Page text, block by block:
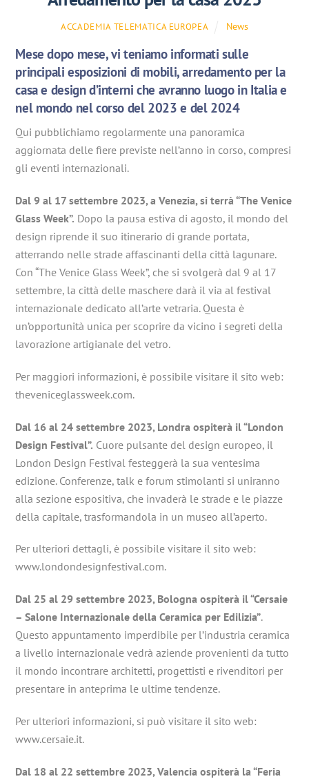
ACCADEMIA TELEMATICA EUROPEA News
Mese dopo mese, vi teniamo informati sulle
principali esposizioni di mobili, arredamento per la
casa e design d’interni che avranno luogo in Italia e
nel mondo nel corso del 2023 e del 2024
Qui pubblichiamo regolarmente una panoramica
aggiornata delle fiere previste nell’anno in corso, compresi
gli eventi internazionali.
Dal 9 al 17 settembre 2023, a Venezia, si terrà “The Venice
Glass Week”. Dopo la pausa estiva di agosto, il mondo del
design riprende il suo itinerario di grande portata,
atterrando nelle strade affascinanti della città lagunare.
Con “The Venice Glass Week”, che si svolgerà dal 9 al 17
settembre, la città delle maschere darà il via al festival
internazionale dedicato all’arte vetraria. Questa è
un’opportunità unica per scoprire da vicino i segreti della
lavorazione artigianale del vetro.
Per maggiori informazioni, è possibile visitare il sito web:
theveniceglassweek.com.
Dal 16 al 24 settembre 2023, Londra ospiterà il “London
Design Festival”. Cuore pulsante del design europeo, il
London Design Festival festeggerà la sua ventesima
edizione. Conferenze, talk e forum stimolanti si uniranno
alla sezione espositiva, che invaderà le strade e le piazze
della capitale, trasformandola in un museo all’aperto.
Per ulteriori dettagli, è possibile visitare il sito web:
www.londondesignfestival.com.
Dal 25 al 29 settembre 2023, Bologna ospiterà il “Cersaie
– Salone Internazionale della Ceramica per Edilizia”.
Questo appuntamento imperdibile per l’industria ceramica
a livello internazionale vedrà aziende provenienti da tutto
il mondo incontrare architetti, progettisti e rivenditori per
presentare in anteprima le ultime tendenze.
Per ulteriori informazioni, si può visitare il sito web:
www.cersaie.it.
Dal 18 al 22 settembre 2023, Valencia ospiterà la “Feria